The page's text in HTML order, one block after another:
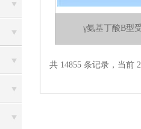
γ氨基丁酸B型
共 14855 条记录，当前